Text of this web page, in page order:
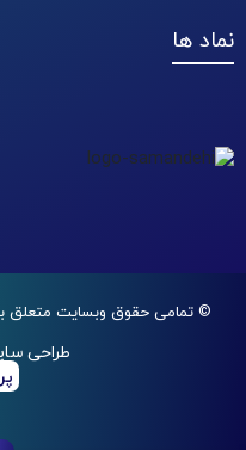
نماد ها
© تمامی حقوق وبسایت متعلق
طراحی